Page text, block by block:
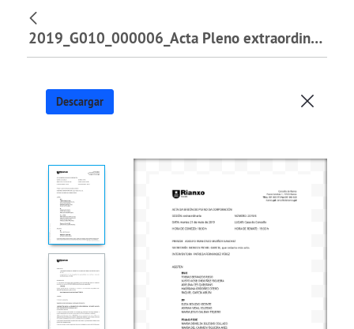
2019_G010_000006_Acta Pleno extraordinario 21 de maio de 2019_122291.pdf
Descargar